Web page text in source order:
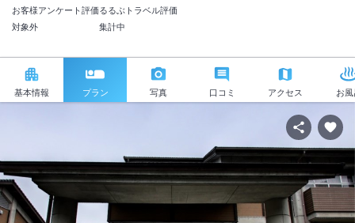
お客様アンケート評価
対象外
るるぶトラベル評価
集計中
基本情報 プラン 写真 口コミ アクセス お